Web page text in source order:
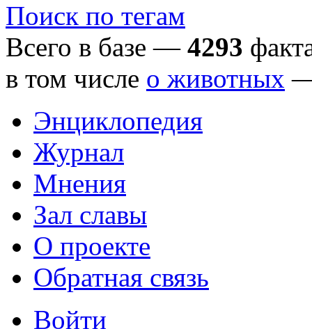
Поиск по тегам
Всего в базе — 4293
в том числе о животных
Энциклопедия
Журнал
Мнения
Зал славы
О проекте
Обратная связь
Войти